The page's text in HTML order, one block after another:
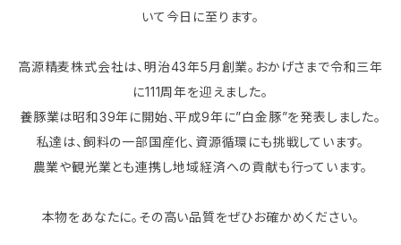
いて今日に至ります。
高源精麦株式会社は、明治43年5月創業。おかげさまで令和三年
に111周年を迎えました。
養豚業は昭和39年に開始、平成9年に”白金豚”を発表しました。
私達は、飼料の一部国産化、資源循環にも挑戦しています。
農業や観光業とも連携し地域経済への貢献も行っています。
本物をあなたに。その高い品質をぜひお確かめください。